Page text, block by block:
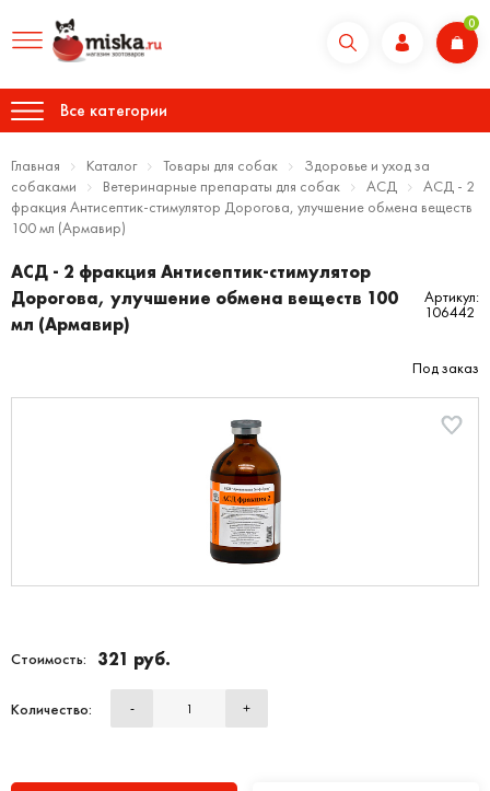
0
Все категории
Главная Каталог Товары для собак
Здоровье и уход за
собаками
Ветеринарные препараты для собак АСД
АСД - 2
фракция Антисептик-стимулятор Дорогова, улучшение обмена веществ
100 мл (Армавир)
АСД - 2 фракция Антисептик-стимулятор
Дорогова, улучшение обмена веществ 100
мл (Армавир)
Артикул:
106442
Под заказ
Стоимость: 321 руб.
Количество: - +